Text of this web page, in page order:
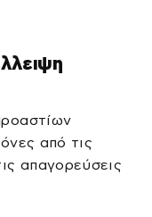
από τις
απαγορεύσεις